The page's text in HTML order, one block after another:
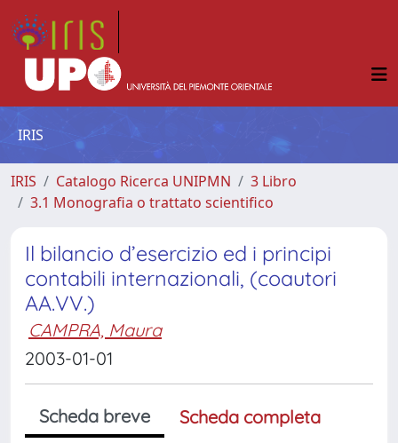
IRIS
IRIS Catalogo Ricerca UNIPMN
3 Libro
3.1 Monografia o trattato scientifico
Il bilancio d’esercizio ed i principi
contabili internazionali, (coautori
AA.VV.)
CAMPRA, Maura
2003-01-01
Scheda breve
Scheda completa